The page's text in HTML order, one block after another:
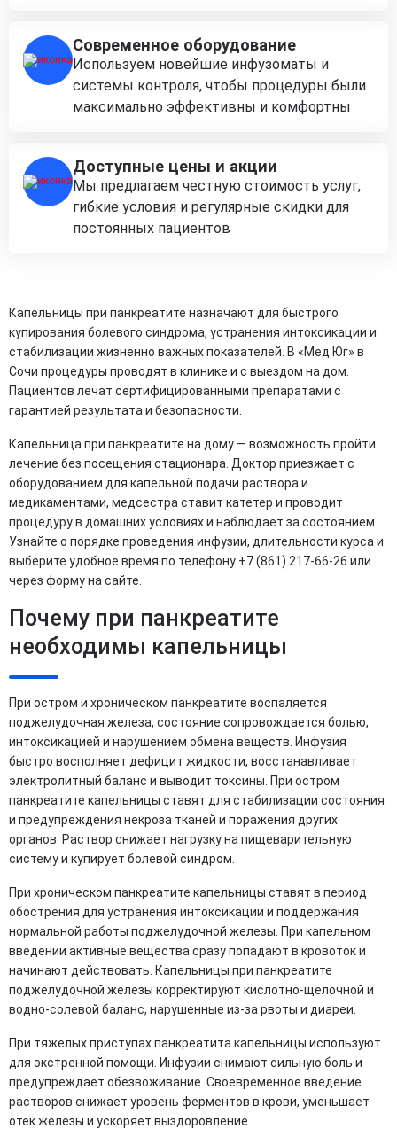
Современное оборудование
Используем новейшие инфузоматы и
системы контроля, чтобы процедуры были
максимально эффективны и комфортны
Доступные цены и акции
Мы предлагаем честную стоимость услуг,
гибкие условия и регулярные скидки для
постоянных пациентов
Капельницы при панкреатите назначают для быстрого
купирования болевого синдрома, устранения интоксикации и
стабилизации жизненно важных показателей. В «Мед Юг» в
Сочи процедуры проводят в клинике и с выездом на дом.
Пациентов лечат сертифицированными препаратами с
гарантией результата и безопасности.
Капельница при панкреатите на дому — возможность пройти
лечение без посещения стационара. Доктор приезжает с
оборудованием для капельной подачи раствора и
медикаментами, медсестра ставит катетер и проводит
процедуру в домашних условиях и наблюдает за состоянием.
Узнайте о порядке проведения инфузии, длительности курса и
выберите удобное время по телефону +7 (861) 217-66-26 или
через форму на сайте.
Почему при панкреатите
необходимы капельницы
При остром и хроническом панкреатите воспаляется
поджелудочная железа, состояние сопровождается болью,
интоксикацией и нарушением обмена веществ. Инфузия
быстро восполняет дефицит жидкости, восстанавливает
электролитный баланс и выводит токсины. При остром
панкреатите капельницы ставят для стабилизации состояния
и предупреждения некроза тканей и поражения других
органов. Раствор снижает нагрузку на пищеварительную
систему и купирует болевой синдром.
При хроническом панкреатите капельницы ставят в период
обострения для устранения интоксикации и поддержания
нормальной работы поджелудочной железы. При капельном
введении активные вещества сразу попадают в кровоток и
начинают действовать. Капельницы при панкреатите
поджелудочной железы корректируют кислотно-щелочной и
водно-солевой баланс, нарушенные из-за рвоты и диареи.
При тяжелых приступах панкреатита капельницы используют
для экстренной помощи. Инфузии снимают сильную боль и
предупреждает обезвоживание. Своевременное введение
растворов снижает уровень ферментов в крови, уменьшает
отек железы и ускоряет выздоровление.